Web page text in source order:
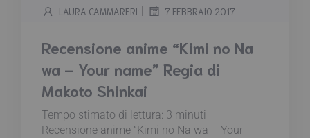
LAURA CAMMARERI | 7 FEBBRAIO 2017
Recensione anime “Kimi no Na
wa – Your name” Regia di
Makoto Shinkai
Tempo stimato di lettura: 3 minuti
Recensione anime “Kimi no Na wa – Your